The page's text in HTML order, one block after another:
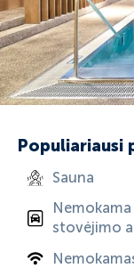
Populiariausi
Sauna
stovėjimo